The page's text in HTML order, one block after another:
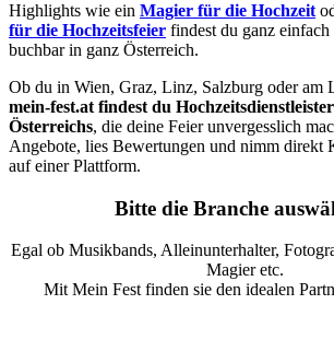
Highlights wie ein Magier für die Hochzeit
für die Hochzeitsfeier findest du ganz
buchbar in ganz Österreich.
Ob du in Wien, Graz, Linz, Salzburg oder am
mein-fest.at findest du
Österreichs, die deine Feier unvergesslich
Angebote, lies Bewertungen und nimm direkt
auf einer Plattform.
Bitte die Branche
Egal ob Musikbands, Alleinunterhalter,
Magier etc.
Mit Mein Fest finden sie den idealen